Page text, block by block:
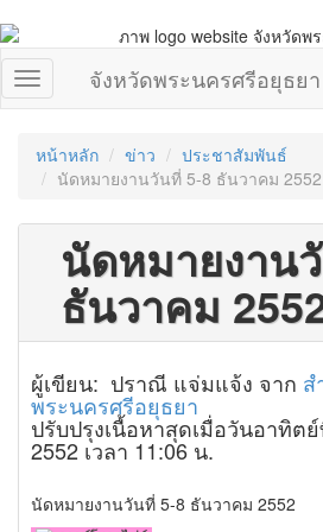
จังหวัดพระนครศรีอยุธยา
หน้าหลัก ข่าว
ประชาสัมพันธ์
นัดหมายงานวันที่ 5-8 ธันวาคม 2552
นัดหมายงาน
ธันวาคม
ผู้เขียน: ปราณี แจ่มแจ้ง จาก ส
พระนครศรีอยุธยา
ปรับปรุงเนื้อหาสุดเมื่อวันอาทิต
2552 เวลา 11:06 น.
นัดหมายงานวันที่ 5-8 ธันวาคม 2552